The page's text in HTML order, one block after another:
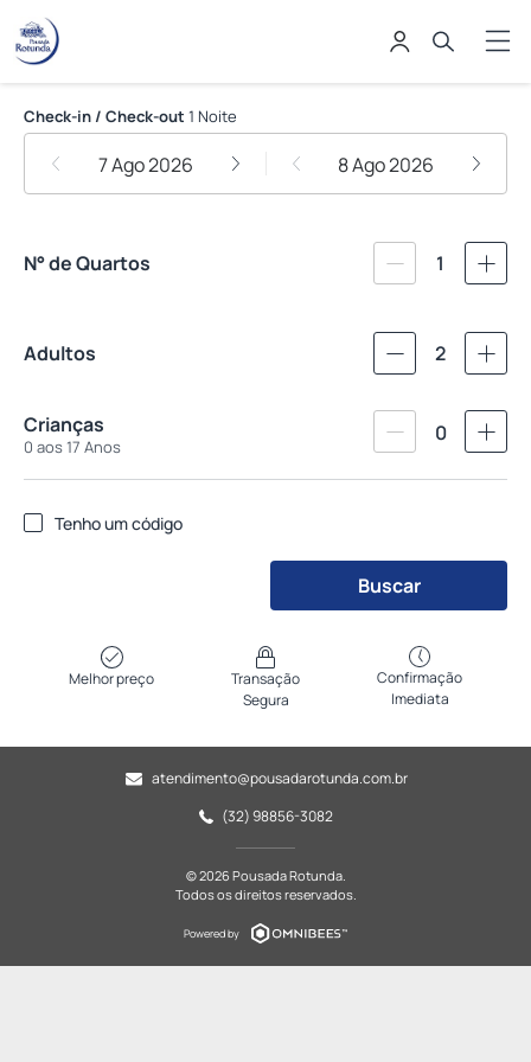
Pousada Rotunda
Check-in / Check-out 1 Noite
7 Ago 2026 8 Ago 2026
N° de Quartos 1
Adultos 2
Crianças
0 aos 17 Anos
0
Tenho um código
Buscar
Melhor preço
Transação
Segura
Confirmação
Imediata
atendimento@pousadarotunda.com.br
(32) 98856-3082
© 2026 Pousada Rotunda.
Todos os direitos reservados.
Powered by